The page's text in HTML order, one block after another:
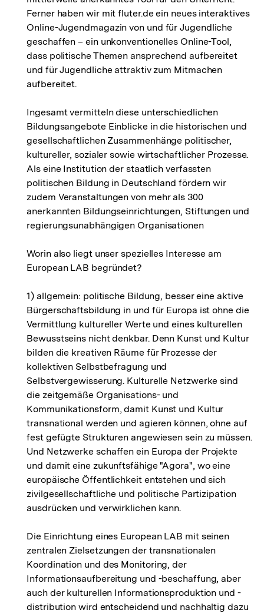
Ferner haben wir mit fluter.de ein neues interaktives
Online-Jugendmagazin von und für Jugendliche
geschaffen – ein unkonventionelles Online-Tool,
dass politische Themen ansprechend aufbereitet
und für Jugendliche attraktiv zum Mitmachen
aufbereitet.
Ingesamt vermitteln diese unterschiedlichen
Bildungsangebote Einblicke in die historischen und
gesellschaftlichen Zusammenhänge politischer,
kultureller, sozialer sowie wirtschaftlicher Prozesse.
Als eine Institution der staatlich verfassten
politischen Bildung in Deutschland fördern wir
zudem Veranstaltungen von mehr als 300
anerkannten Bildungseinrichtungen, Stiftungen und
regierungsunabhängigen Organisationen
Worin also liegt unser spezielles Interesse am
European LAB begründet?
1) allgemein: politische Bildung, besser eine aktive
Bürgerschaftsbildung in und für Europa ist ohne die
Vermittlung kultureller Werte und eines kulturellen
Bewusstseins nicht denkbar. Denn Kunst und Kultur
bilden die kreativen Räume für Prozesse der
kollektiven Selbstbefragung und
Selbstvergewisserung. Kulturelle Netzwerke sind
die zeitgemäße Organisations- und
Kommunikationsform, damit Kunst und Kultur
transnational werden und agieren können, ohne auf
fest gefügte Strukturen angewiesen sein zu müssen.
Und Netzwerke schaffen ein Europa der Projekte
und damit eine zukunftsfähige "Agora", wo eine
europäische Öffentlichkeit entstehen und sich
zivilgesellschaftliche und politische Partizipation
ausdrücken und verwirklichen kann.
Die Einrichtung eines European LAB mit seinen
zentralen Zielsetzungen der transnationalen
Koordination und des Monitoring, der
Informationsaufbereitung und -beschaffung, aber
auch der kulturellen Informationsproduktion und -
distribution wird entscheidend und nachhaltig dazu